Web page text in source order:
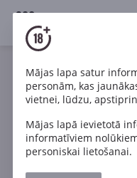
18+
Mājas lapa satur
personām, kas
vietnei, lūdzu,
Mājas lapā ievietotā
informatīviem
personiskai lietošanai.